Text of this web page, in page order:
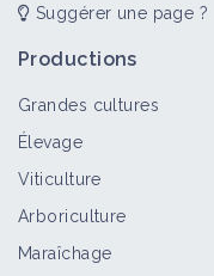
Suggérer une page ?
Productions
Grandes cultures
Élevage
Viticulture
Arboriculture
Maraîchage